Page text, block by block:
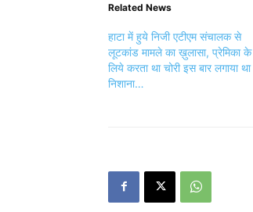
Related News
हाटा में हुये निजी एटीएम संचालक से
लूटकांड मामले का ख़ुलासा, प्रेमिका के
लिये करता था चोरी इस बार लगाया
निशाना…